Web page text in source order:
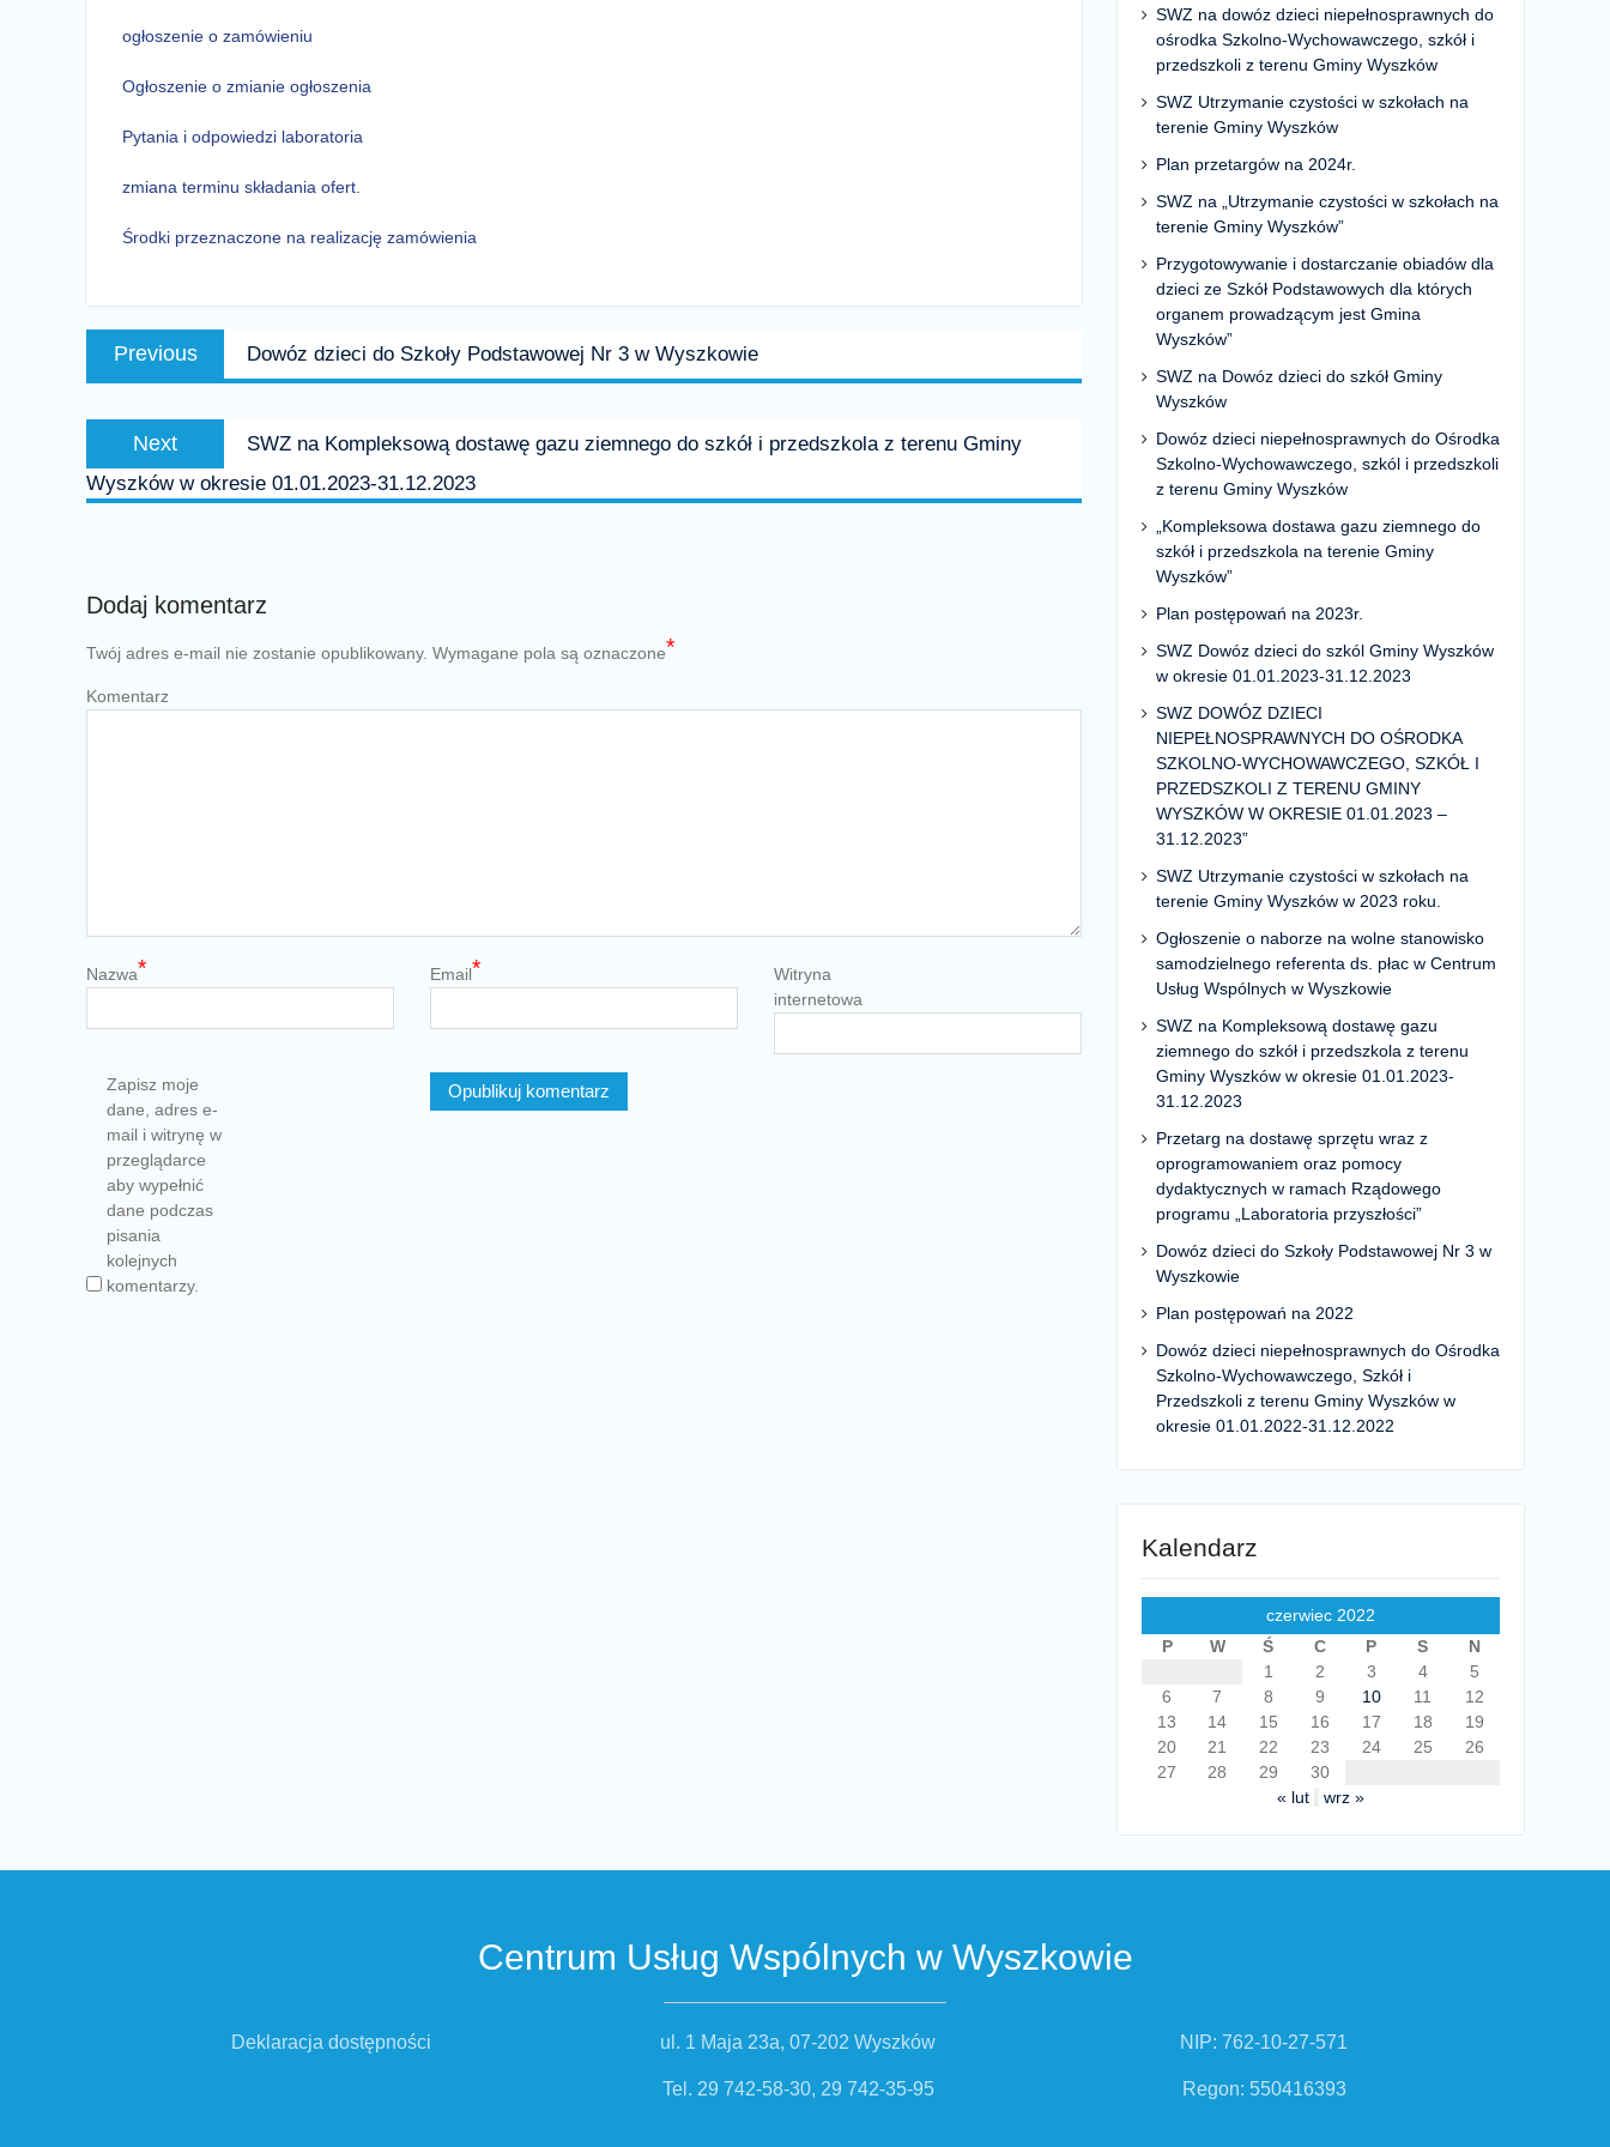
ogłoszenie o zamówieniu
Ogłoszenie o zmianie ogłoszenia
Pytania i odpowiedzi laboratoria
zmiana terminu składania ofert.
Środki przeznaczone na realizację zamówienia
Nawigacja
wpisu
Previous
Previous
Dowóz dzieci do Szkoły Podstawowej Nr 3 w Wyszkowie
Next
Next
SWZ na Kompleksową dostawę gazu ziemnego do szkół i przedszkola z terenu Gminy
Wyszków w okresie 01.01.2023-31.12.2023
Dodaj komentarz
Twój adres e-mail nie zostanie opublikowany. Wymagane pola są oznaczone*
Komentarz
Nazwa* Email*
Witryna
internetowa
Zapisz moje
dane, adres e-
mail i witrynę w
przeglądarce
aby wypełnić
dane podczas
pisania
kolejnych
komentarzy.
SWZ na dowóz dzieci niepełnosprawnych do
ośrodka Szkolno-Wychowawczego, szkół i
przedszkoli z terenu Gminy Wyszków
SWZ Utrzymanie czystości w szkołach na
terenie Gminy Wyszków
Plan przetargów na 2024r.
SWZ na „Utrzymanie czystości w szkołach na
terenie Gminy Wyszków”
Przygotowywanie i dostarczanie obiadów dla
dzieci ze Szkół Podstawowych dla których
organem prowadzącym jest Gmina
Wyszków”
SWZ na Dowóz dzieci do szkół Gminy
Wyszków
Dowóz dzieci niepełnosprawnych do Ośrodka
Szkolno-Wychowawczego, szkól i przedszkoli
z terenu Gminy Wyszków
„Kompleksowa dostawa gazu ziemnego do
szkół i przedszkola na terenie Gminy
Wyszków”
Plan postępowań na 2023r.
SWZ Dowóz dzieci do szkól Gminy Wyszków
w okresie 01.01.2023-31.12.2023
SWZ DOWÓZ DZIECI
NIEPEŁNOSPRAWNYCH DO OŚRODKA
SZKOLNO-WYCHOWAWCZEGO, SZKÓŁ I
PRZEDSZKOLI Z TERENU GMINY
WYSZKÓW W OKRESIE 01.01.2023 –
31.12.2023”
SWZ Utrzymanie czystości w szkołach na
terenie Gminy Wyszków w 2023 roku.
Ogłoszenie o naborze na wolne stanowisko
samodzielnego referenta ds. płac w Centrum
Usług Wspólnych w Wyszkowie
SWZ na Kompleksową dostawę gazu
ziemnego do szkół i przedszkola z terenu
Gminy Wyszków w okresie 01.01.2023-
31.12.2023
Przetarg na dostawę sprzętu wraz z
oprogramowaniem oraz pomocy
dydaktycznych w ramach Rządowego
programu „Laboratoria przyszłości”
Dowóz dzieci do Szkoły Podstawowej Nr 3 w
Wyszkowie
Plan postępowań na 2022
Dowóz dzieci niepełnosprawnych do Ośrodka
Szkolno-Wychowawczego, Szkół i
Przedszkoli z terenu Gminy Wyszków w
okresie 01.01.2022-31.12.2022
Kalendarz
czerwiec 2022
P
W Ś C P S
N
1
2 3 4
5
6
7 8 9 10 11
12
13
14 15 16 17 18
19
20
21 22 23 24 25
26
27
28 29
30
« lut
wrz »
Centrum Usług Wspólnych w Wyszkowie
Deklaracja dostępności ul. 1 Maja 23a, 07-202 Wyszków
Tel. 29 742-58-30, 29 742-35-95
NIP: 762-10-27-571
Regon: 550416393